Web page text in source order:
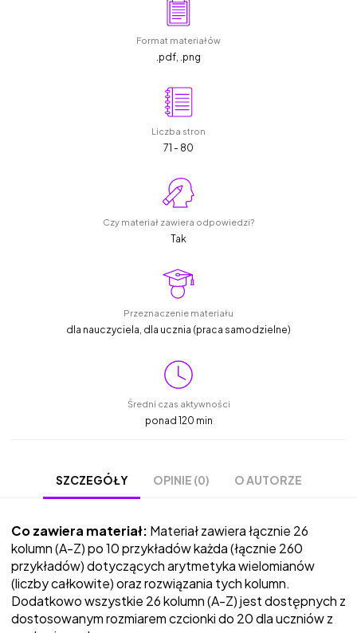
Format materiałów
.pdf, .png
Liczba stron
71 - 80
Czy materiał zawiera odpowiedzi?
Tak
Przeznaczenie materiału
dla nauczyciela, dla ucznia (praca samodzielne)
Średni czas aktywności
ponad 120 min
SZCZEGÓŁY OPINIE (0) O AUTORZE
Co zawiera materiał: Materiał zawiera łącznie 26
kolumn (A-Z) po 10 przykładów każda (łącznie 260
przykładów) dotyczących arytmetyka wielomianów
(liczby całkowite) oraz rozwiązania tych kolumn.
Dodatkowo wszystkie 26 kolumn (A-Z) jest dostępnych z
dostosowanym rozmiarem czcionki do 20 dla uczniów z